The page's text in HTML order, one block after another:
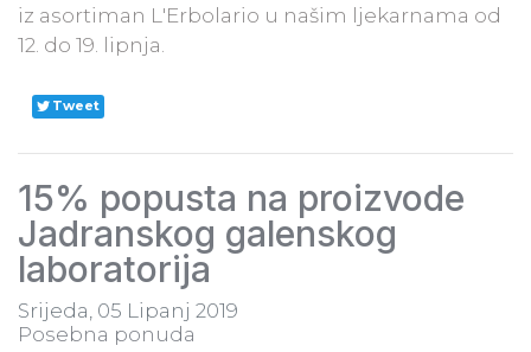
iz asortiman L'Erbolario u našim ljekarnama od
12. do 19. lipnja.
Tweet
15% popusta na proizvode
Jadranskog galenskog
laboratorija
Srijeda, 05 Lipanj 2019
Posebna ponuda